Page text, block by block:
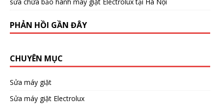
PHẢN HỒI GẦN ĐÂY
CHUYÊN MỤC
Sửa máy giặt
Sửa máy giặt Electrolux